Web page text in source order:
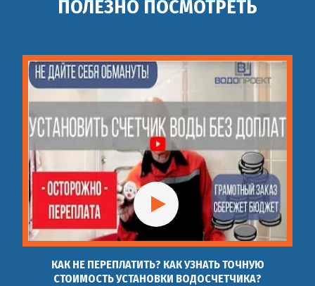
ПОЛЕЗНО ПОСМОТРЕТЬ
КАК НЕ ПЕРЕПЛАТИТЬ? КАК УЗНАТЬ ТОЧНУЮ
СТОИМОСТЬ УСТАНОВКИ ВОДОСЧЕТЧИКА?